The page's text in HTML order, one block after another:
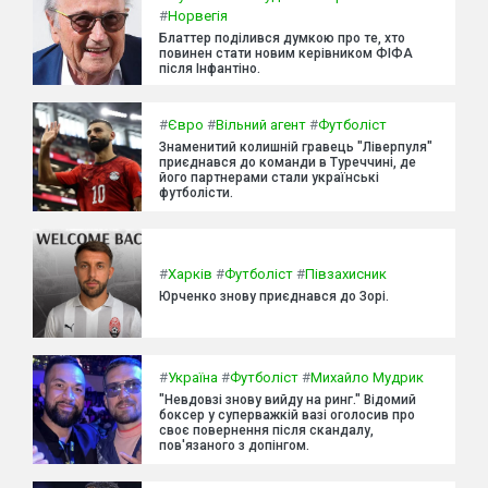
#Норвегія
Блаттер поділився думкою про те, хто
повинен стати новим керівником ФІФА
після Інфантіно.
#Євро #Вільний агент #Футболіст
Знаменитий колишній гравець "Ліверпуля"
приєднався до команди в Туреччині, де
його партнерами стали українські
футболісти.
#Харків #Футболіст #Півзахисник
Юрченко знову приєднався до Зорі.
#Україна #Футболіст #Михайло Мудрик
"Невдовзі знову вийду на ринг." Відомий
боксер у суперважкій вазі оголосив про
своє повернення після скандалу,
пов'язаного з допінгом.